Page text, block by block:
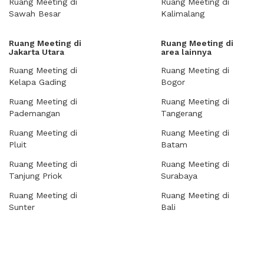
Sawah Besar
Kalimalang
Ruang Meeting di
Jakarta Utara
Ruang Meeting di
Kelapa Gading
Ruang Meeting di
Pademangan
Ruang Meeting di
Pluit
Ruang Meeting di
Tanjung Priok
Ruang Meeting di
Sunter
Ruang Meeting di
area lainnya
Ruang Meeting di
Bogor
Ruang Meeting di
Tangerang
Ruang Meeting di
Batam
Ruang Meeting di
Surabaya
Ruang Meeting di
Bali